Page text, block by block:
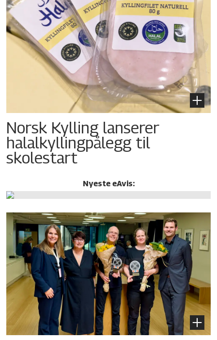
Norsk Kylling lanserer
halalkylling­pålegg til
skolestart
Nyeste eAvis: